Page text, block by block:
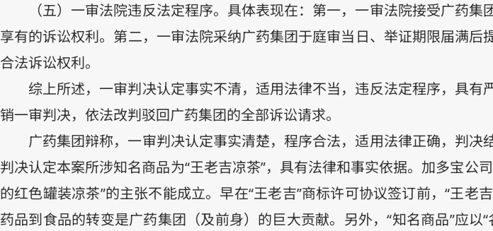
（五）一审法院违反法定程序。具体表现在：第一，一审法院接受广药
享有的诉讼权利。第二，一审法院采纳广药集团于庭审当日、举证期限届满
合法诉讼权利。
综上所述，一审判决认定事实不清，适用法律不当，违反法定程序，具
销一审判决，依法改判驳回广药集团的全部诉讼请求。
广药集团辩称，一审判决认定事实清楚，程序合法，适用法律正确，判
判决认定本案所涉知名商品为“王老吉凉茶”，具有法律和事实依据。加多宝
的红色罐装凉茶”的主张不能成立。早在“王老吉”商标许可协议签订前，“王
药品到食品的转变是广药集团（及前身）的巨大贡献。另外，“知名商品”应